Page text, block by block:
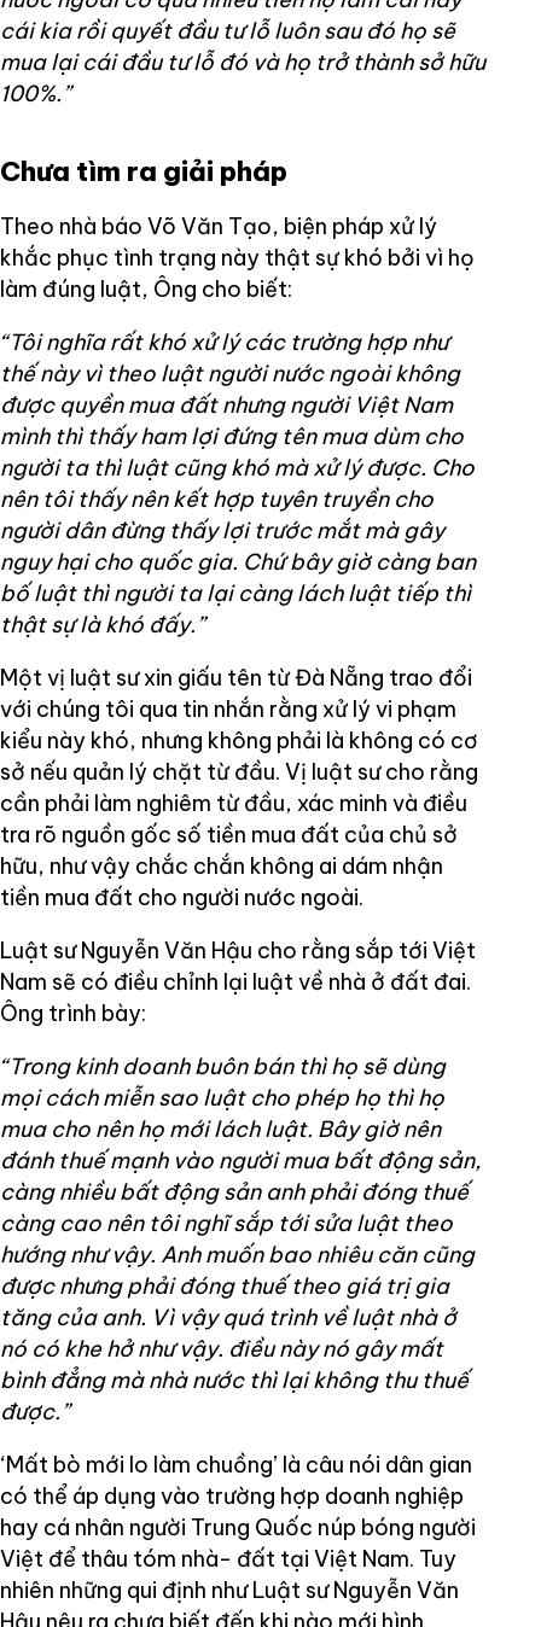
cái kia rồi quyết đầu tư lỗ luôn sau đó họ sẽ
mua lại cái đầu tư lỗ đó và họ trở thành sở hữu
100%.”
Chưa tìm ra giải pháp
Theo nhà báo Võ Văn Tạo, biện pháp xử lý
khắc phục tình trạng này thật sự khó bởi vì họ
làm đúng luật, Ông cho biết:
“Tôi nghĩa rất khó xử lý các trường hợp như
thế này vì theo luật người nước ngoài không
được quyền mua đất nhưng người Việt Nam
mình thì thấy ham lợi đứng tên mua dùm cho
người ta thì luật cũng khó mà xử lý được. Cho
nên tôi thấy nên kết hợp tuyên truyền cho
người dân đừng thấy lợi trước mắt mà gây
nguy hại cho quốc gia. Chứ bây giờ càng ban
bố luật thì người ta lại càng lách luật tiếp thì
thật sự là khó đấy.”
Một vị luật sư xin giấu tên từ Đà Nẵng trao đổi
với chúng tôi qua tin nhắn rằng xử lý vi phạm
kiểu này khó, nhưng không phải là không có cơ
sở nếu quản lý chặt từ đầu. Vị luật sư cho rằng
cần phải làm nghiêm từ đầu, xác minh và điều
tra rõ nguồn gốc số tiền mua đất của chủ sở
hữu, như vậy chắc chắn không ai dám nhận
tiền mua đất cho người nước ngoài.
Luật sư Nguyễn Văn Hậu cho rằng sắp tới Việt
Nam sẽ có điều chỉnh lại luật về nhà ở đất đai.
Ông trình bày:
“Trong kinh doanh buôn bán thì họ sẽ dùng
mọi cách miễn sao luật cho phép họ thì họ
mua cho nên họ mới lách luật. Bây giờ nên
đánh thuế mạnh vào người mua bất động sản,
càng nhiều bất động sản anh phải đóng thuế
càng cao nên tôi nghĩ sắp tới sửa luật theo
hướng như vậy. Anh muốn bao nhiêu căn cũng
được nhưng phải đóng thuế theo giá trị gia
tăng của anh. Vì vậy quá trình về luật nhà ở
nó có khe hở như vậy. điều này nó gây mất
bình đẳng mà nhà nước thì lại không thu thuế
được.”
‘Mất bò mới lo làm chuồng’ là câu nói dân gian
có thể áp dụng vào trường hợp doanh nghiệp
hay cá nhân người Trung Quốc núp bóng người
Việt để thâu tóm nhà- đất tại Việt Nam. Tuy
nhiên những qui định như Luật sư Nguyễn Văn